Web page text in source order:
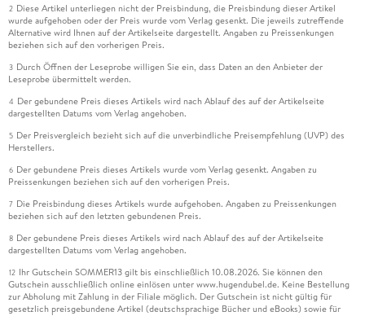
2 Diese Artikel unterliegen nicht der Preisbindung, die Preisbindung dieser Artikel
wurde aufgehoben oder der Preis wurde vom Verlag gesenkt. Die jeweils zutreffende
Alternative wird Ihnen auf der Artikelseite dargestellt. Angaben zu Preissenkungen
beziehen sich auf den vorherigen Preis.
3 Durch Öffnen der Leseprobe willigen Sie ein, dass Daten an den Anbieter der
Leseprobe übermittelt werden.
4 Der gebundene Preis dieses Artikels wird nach Ablauf des auf der Artikelseite
dargestellten Datums vom Verlag angehoben.
5 Der Preisvergleich bezieht sich auf die unverbindliche Preisempfehlung (UVP) des
Herstellers.
6 Der gebundene Preis dieses Artikels wurde vom Verlag gesenkt. Angaben zu
Preissenkungen beziehen sich auf den vorherigen Preis.
7 Die Preisbindung dieses Artikels wurde aufgehoben. Angaben zu Preissenkungen
beziehen sich auf den letzten gebundenen Preis.
8 Der gebundene Preis dieses Artikels wird nach Ablauf des auf der Artikelseite
dargestellten Datums vom Verlag angehoben.
12 Ihr Gutschein SOMMER13 gilt bis einschließlich 10.08.2026. Sie können den
Gutschein ausschließlich online einlösen unter www.hugendubel.de. Keine Bestellung
zur Abholung mit Zahlung in der Filiale möglich. Der Gutschein ist nicht gültig für
gesetzlich preisgebundene Artikel (deutschsprachige Bücher und eBooks) sowie für